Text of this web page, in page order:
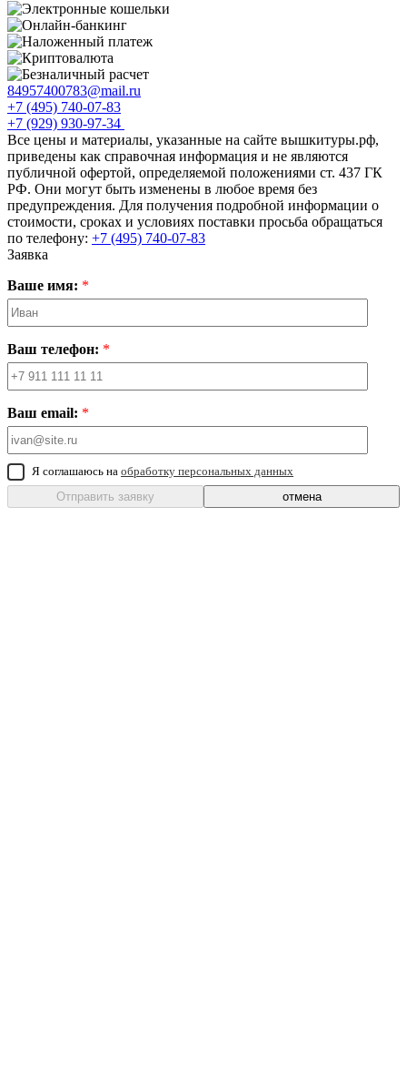
84957400783@mail.ru
+7 (495) 740-07-83
+7 (929) 930-97-34
Все цены и материалы, указанные на сайте вышкитуры.рф,
приведены как справочная информация и не являются
публичной офертой, определяемой положениями ст. 437 ГК
РФ. Они могут быть изменены в любое время без
предупреждения. Для получения подробной информации о
стоимости, сроках и условиях поставки просьба обращаться
по телефону: +7 (495) 740-07-83
Заявка
Ваше имя: *
Ваш телефон: *
Ваш email: *
Я соглашаюсь на обработку персональных данных